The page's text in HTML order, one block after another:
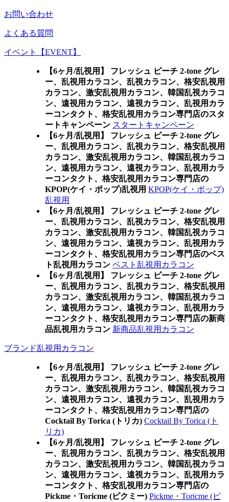
お問い合わせ
よくある質問
イベント【EVENT】
【6ヶ月/乱視用】 フレッシュ ピーチ 2-tone グレ
ー、乱視用カラコン、乱視カラコン、格安乱視用
カラコン、激安乱視用カラコン、韓国乱視カラコ
ン、遠視用カラコン、遠視カラコン、乱視用カラ
ーコンタクト、格安乱視用カラコン専門店のスタ
ートキャンペーン スタートキャンペーン
【6ヶ月/乱視用】 フレッシュ ピーチ 2-tone グレ
ー、乱視用カラコン、乱視カラコン、格安乱視用
カラコン、激安乱視用カラコン、韓国乱視カラコ
ン、遠視用カラコン、遠視カラコン、乱視用カラ
ーコンタクト、格安乱視用カラコン専門店の
KPOP(ケイ・ポップ)乱視用 KPOP(ケイ・ポップ)
乱視用
【6ヶ月/乱視用】 フレッシュ ピーチ 2-tone グレ
ー、乱視用カラコン、乱視カラコン、格安乱視用
カラコン、激安乱視用カラコン、韓国乱視カラコ
ン、遠視用カラコン、遠視カラコン、乱視用カラ
ーコンタクト、格安乱視用カラコン専門店のベス
ト乱視用カラコン ベスト乱視用カラコン
【6ヶ月/乱視用】 フレッシュ ピーチ 2-tone グレ
ー、乱視用カラコン、乱視カラコン、格安乱視用
カラコン、激安乱視用カラコン、韓国乱視カラコ
ン、遠視用カラコン、遠視カラコン、乱視用カラ
ーコンタクト、格安乱視用カラコン専門店の新商
品乱視用カラコン 新商品乱視用カラコン
ブランド乱視用カラコン
【6ヶ月/乱視用】 フレッシュ ピーチ 2-tone グレ
ー、乱視用カラコン、乱視カラコン、格安乱視用
カラコン、激安乱視用カラコン、韓国乱視カラコ
ン、遠視用カラコン、遠視カラコン、乱視用カラ
ーコンタクト、格安乱視用カラコン専門店の
Cocktail By Torica (トリカ) Cocktail By Torica (ト
リカ)
【6ヶ月/乱視用】 フレッシュ ピーチ 2-tone グレ
ー、乱視用カラコン、乱視カラコン、格安乱視用
カラコン、激安乱視用カラコン、韓国乱視カラコ
ン、遠視用カラコン、遠視カラコン、乱視用カラ
ーコンタクト、格安乱視用カラコン専門店の
Pickme・Toricme (ピクミー) Pickme・Toricme (ピ